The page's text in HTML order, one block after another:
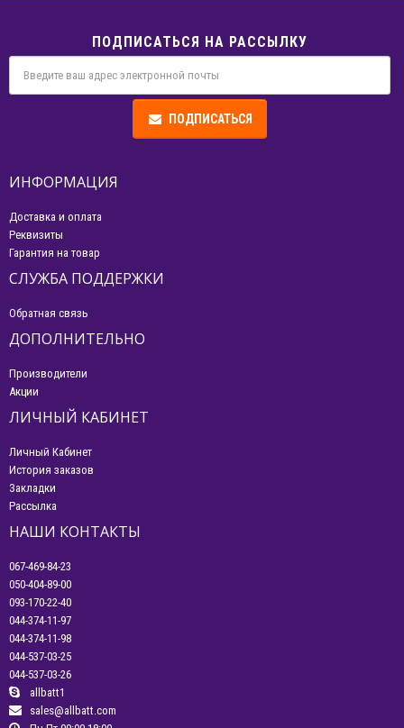
ПОДПИСАТЬСЯ НА РАССЫЛКУ
ПОДПИСАТЬСЯ
ИНФОРМАЦИЯ
Доставка и оплата
Реквизиты
Гарантия на товар
СЛУЖБА ПОДДЕРЖКИ
Обратная связь
ДОПОЛНИТЕЛЬНО
Производители
Акции
ЛИЧНЫЙ КАБИНЕТ
Личный Кабинет
История заказов
Закладки
Рассылка
НАШИ КОНТАКТЫ
067-469-84-23
050-404-89-00
093-170-22-40
044-374-11-97
044-374-11-98
044-537-03-25
044-537-03-26
allbatt1
sales@allbatt.com